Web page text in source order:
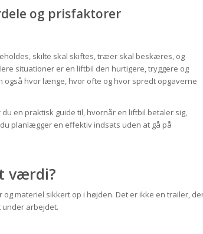
og prisfaktorer
skilte skal skiftes, træer skal beskæres, og
situationer er en liftbil den hurtigere, tryggere og
også hvor længe, hvor ofte og hvor spredt opgaverne
en praktisk guide til, hvornår en liftbil betaler sig,
planlægger en effektiv indsats uden at gå på
værdi?
materiel sikkert op i højden. Det er ikke en trailer,
arbejdet.